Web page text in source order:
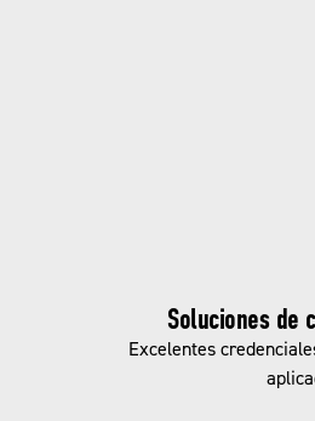
Soluciones de
Excelentes